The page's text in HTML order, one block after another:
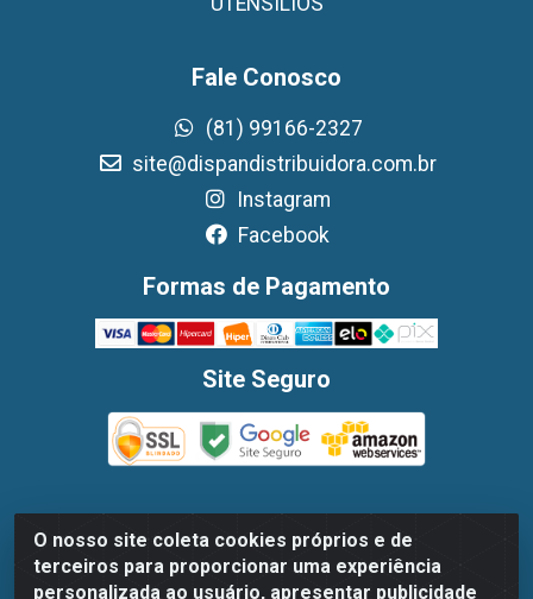
O nosso site coleta cookies próprios e de
terceiros para proporcionar uma experiência
personalizada ao usuário, apresentar publicidade
Fale Conosco
(81) 99166-2327
site@dispandistribuidora.com.br
Instagram
Facebook
Formas de Pagamento
Site Seguro
Dispan Distribuidora de Alimentos LTDA - Avenida
Marechal Mascarenhas De Moraes, 1048- Imbiribeira,